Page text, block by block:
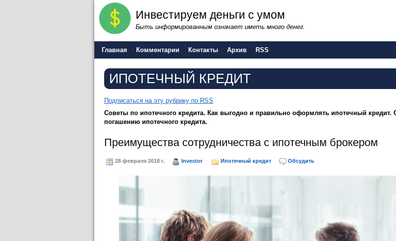
Инвестируем деньги с умом
Быть информированным означает иметь много денег.
Главная Комментарии Контакты Архив RSS
ИПОТЕЧНЫЙ КРЕДИТ
Подписаться на эту рубрику по RSS
Советы по ипотечного кредита. Как выгодно и правильно оформлять ипотечный кредит.
погашению ипотечного кредита.
Преимущества сотрудничества с ипотечным брокером
28 февраля 2018 г. Investor Ипотечный кредит Обсудить